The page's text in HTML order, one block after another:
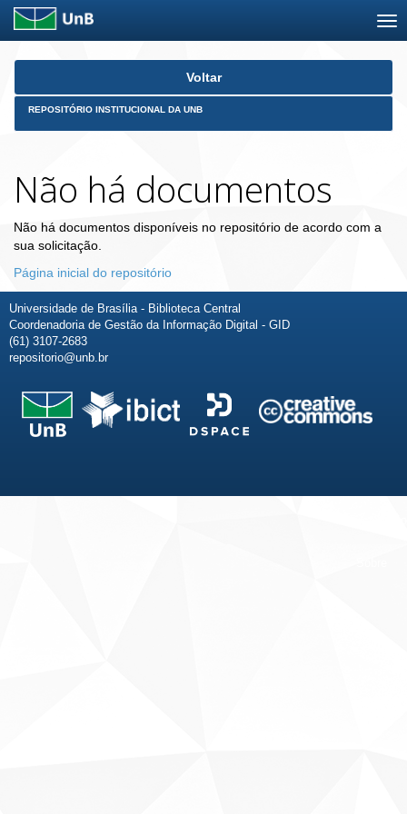
Skip
Voltar
REPOSITÓRIO INSTITUCIONAL DA UNB
Não há documentos
Não há documentos disponíveis no repositório de acordo com a
sua solicitação.
Página inicial do repositório
Universidade de Brasília - Biblioteca Central
Coordenadoria de Gestão da Informação Digital - GID
(61) 3107-2683
repositorio@unb.br